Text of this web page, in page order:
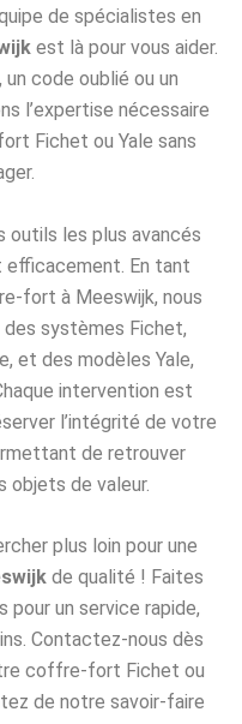
de spécialistes en
est là pour vous aider.
code oublié ou un
l’expertise nécessaire
Fichet ou Yale sans
outils les plus avancés
efficacement. En tant
fort à Meeswijk, nous
systèmes Fichet,
et des modèles Yale,
intervention est
l’intégrité de votre
de retrouver
objets de valeur.
plus loin pour une
de qualité ! Faites
pour un service rapide,
Contactez-nous dès
coffre-fort Fichet ou
de notre savoir-faire